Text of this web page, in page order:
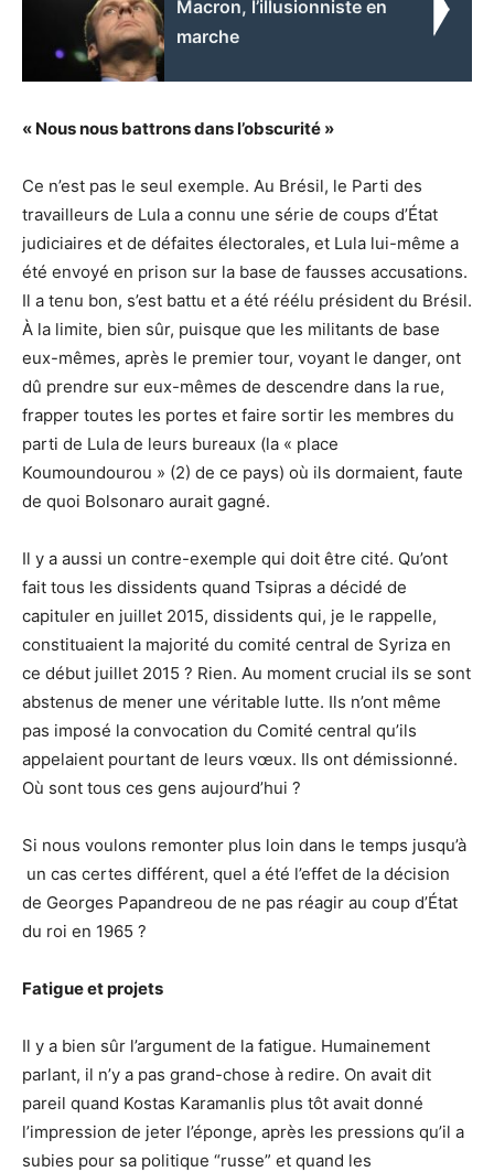
Macron, l’illusionniste en
marche
« Nous nous battrons dans l’obscurité »
Ce n’est pas le seul exemple. Au Brésil, le Parti des
travailleurs de Lula a connu une série de coups d’État
judiciaires et de défaites électorales, et Lula lui-même a
été envoyé en prison sur la base de fausses accusations.
Il a tenu bon, s’est battu et a été réélu président du Brésil.
À la limite, bien sûr, puisque que les militants de base
eux-mêmes, après le premier tour, voyant le danger, ont
dû prendre sur eux-mêmes de descendre dans la rue,
frapper toutes les portes et faire sortir les membres du
parti de Lula de leurs bureaux (la « place
Koumoundourou » (2) de ce pays) où ils dormaient, faute
de quoi Bolsonaro aurait gagné.
Il y a aussi un contre-exemple qui doit être cité. Qu’ont
fait tous les dissidents quand Tsipras a décidé de
capituler en juillet 2015, dissidents qui, je le rappelle,
constituaient la majorité du comité central de Syriza en
ce début juillet 2015 ? Rien. Au moment crucial ils se sont
abstenus de mener une véritable lutte. Ils n’ont même
pas imposé la convocation du Comité central qu’ils
appelaient pourtant de leurs vœux. Ils ont démissionné.
Où sont tous ces gens aujourd’hui ?
Si nous voulons remonter plus loin dans le temps jusqu’à
un cas certes différent, quel a été l’effet de la décision
de Georges Papandreou de ne pas réagir au coup d’État
du roi en 1965 ?
Fatigue et projets
Il y a bien sûr l’argument de la fatigue. Humainement
parlant, il n’y a pas grand-chose à redire. On avait dit
pareil quand Kostas Karamanlis plus tôt avait donné
l’impression de jeter l’éponge, après les pressions qu’il a
subies pour sa politique “russe” et quand les